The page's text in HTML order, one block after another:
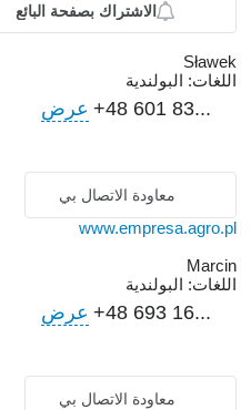
الاشتراك بصفحة البائع
Sławek
اللغات: البولندية
+48 601 83... عرض
معاودة الاتصال بي
www.empresa.agro.pl
Marcin
اللغات: البولندية
+48 693 16... عرض
معاودة الاتصال بي